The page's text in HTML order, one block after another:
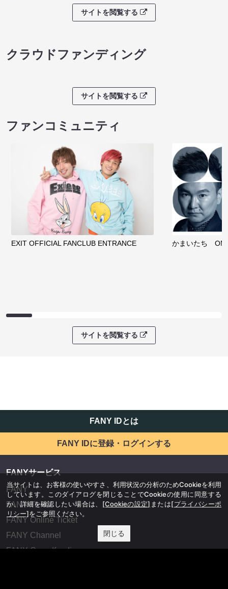
サイトを閲覧する
クラウドファンディング
サイトを閲覧する
ファンコミュニティ
EXIT OFFICIAL FANCLUB ENTRANCE かまいたち
サイトを閲覧する
FANY IDとは
FANY IDに登録・ログインする
FANYサービス
FANY
FANY Ticket
FANY Online Ticket
FANY Channel
FANY Crowdfunding
当サイトは、お客様の使いやすさ、利用状況の分析のためCookieを利用
しています。このダイアログを閉じることでCookieの使用に同意する
か、詳細を確認したい場合は、 [Cookieの設定] または[プライバシーポ
リシー]をご参照ください。
閉じる